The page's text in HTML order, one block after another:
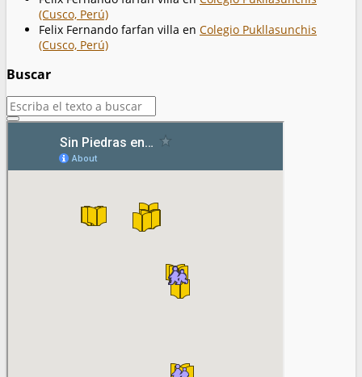
(Cusco, Perú)
Felix Fernando farfan villa en Colegio Pukllasunchis
(Cusco, Perú)
Buscar